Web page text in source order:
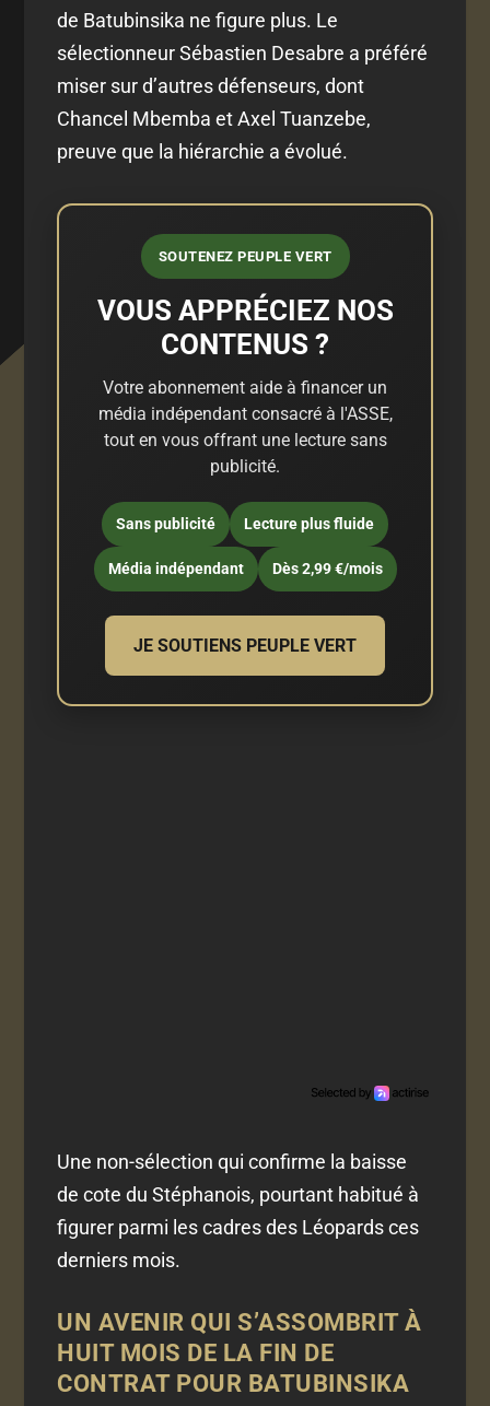
de Batubinsika ne figure plus. Le
sélectionneur Sébastien Desabre a préféré
miser sur d’autres défenseurs, dont
Chancel Mbemba et Axel Tuanzebe,
preuve que la hiérarchie a évolué.
SOUTENEZ PEUPLE VERT
VOUS APPRÉCIEZ NOS
CONTENUS ?
Votre abonnement aide à financer un
média indépendant consacré à l'ASSE,
tout en vous offrant une lecture sans
publicité.
Sans publicité Lecture plus fluide
Média indépendant Dès 2,99 €/mois
JE SOUTIENS PEUPLE VERT
Une non-sélection qui confirme la baisse
de cote du Stéphanois, pourtant habitué à
figurer parmi les cadres des Léopards ces
derniers mois.
UN AVENIR QUI S’ASSOMBRIT À
HUIT MOIS DE LA FIN DE
CONTRAT POUR BATUBINSIKA